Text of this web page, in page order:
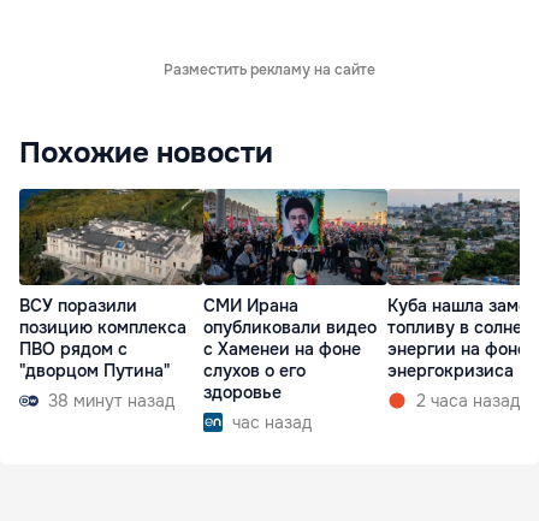
Разместить рекламу на сайте
Похожие новости
ВСУ поразили
позицию комплекса
ПВО рядом с
"дворцом Путина"
38 минут назад
СМИ Ирана
опубликовали видео
с Хаменеи на фоне
слухов о его
здоровье
час назад
Куба нашла
топливу в
энергии на фоне
энергокризиса
2 часа назад